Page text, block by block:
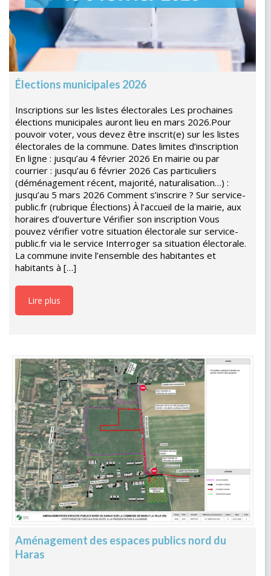
Élections municipales 2026
Inscriptions sur les listes électorales Les prochaines
élections municipales auront lieu en mars 2026.Pour
pouvoir voter, vous devez être inscrit(e) sur les listes
électorales de la commune. Dates limites d’inscription
En ligne : jusqu’au 4 février 2026 En mairie ou par
courrier : jusqu’au 6 février 2026 Cas particuliers
(déménagement récent, majorité, naturalisation…) :
jusqu’au 5 mars 2026 Comment s’inscrire ? Sur service-
public.fr (rubrique Élections) À l’accueil de la mairie, aux
horaires d’ouverture Vérifier son inscription Vous
pouvez vérifier votre situation électorale sur service-
public.fr via le service Interroger sa situation électorale.
La commune invite l’ensemble des habitantes et
habitants à […]
Lire plus
Aménagement des espaces publics nord du
Haras